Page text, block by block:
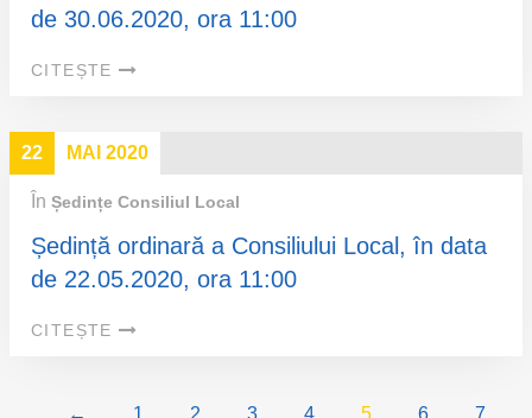
de 30.06.2020, ora 11:00
CITEȘTE
22 MAI 2020
În Ședințe Consiliul Local
Ședință ordinară a Consiliului Local, în data
de 22.05.2020, ora 11:00
CITEȘTE
← 1 2 3 4 5 6 7